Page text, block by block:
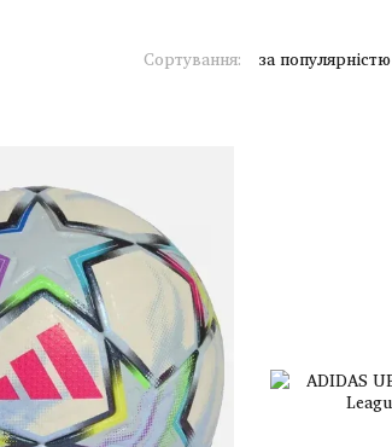
Сортування: за популярністю